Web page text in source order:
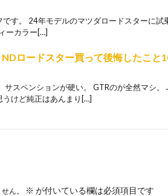
す。 24年モデルのマツダロードスターに試
ーカラー[…]
NDロードスター買って後悔したこと
スペンションが硬い。 GTRのが全然マシ。
けど純正はあんまり[…]
ん。 ※ が付いている欄は必須項目です